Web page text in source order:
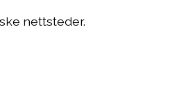
nettsteder.